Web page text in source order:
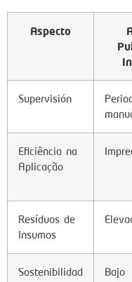
Aspecto
Supervisión
Eficiência na
Aplicação
Resíduos de
Insumos
Sostenibilidad Bajo